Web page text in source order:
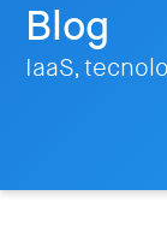
Blog
IaaS,